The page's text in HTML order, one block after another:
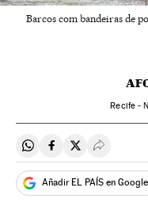
Barcos com bandeiras de
Recife -
Compartir en
Compartir en
Compartir en
Añadir EL PAÍS en Google